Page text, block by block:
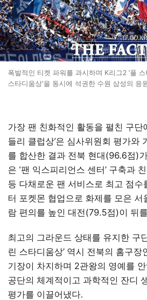
폭발적인 티켓 파워를 과시하며 K리그2 '풀
스타디움상'을 동시에 석권한 수원 삼성의 응
가장 팬 친화적인 활동을 펼친 구단
들리 클럽상’은 심사위원회 평가와
를 합산한 결과 전북 현대(96.6점)
은 ‘팬 익스피리언스 센터’ 구축과
등 다채로운 팬 서비스로 최고 점수
터 포켓몬 협업으로 화제를 모은
람 편의를 높인 대전(79.5점)이 뒤
최고의 그라운드 상태를 유지한 구
린 스타디움상’ 역시 전북의 홈구장
기장이 차지하며 2관왕의 영예를
공단의 체계적이고 과학적인 잔디
평가를 이끌어냈다.